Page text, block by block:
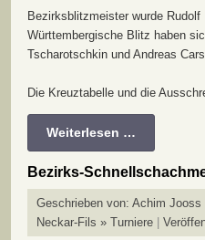
Bezirksblitzmeister wurde Rudolf
Württembergische Blitz haben
Tscharotschkin und Andreas
Die Kreuztabelle und die
Weiterlesen …
Bezirks-
Geschrieben von: Achim Jooss
Neckar-Fils » Turniere